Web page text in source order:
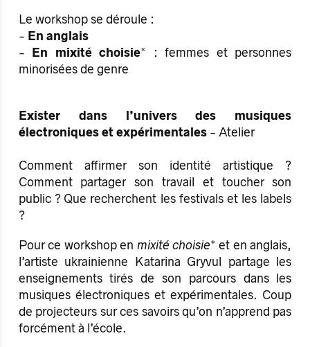
Le workshop se déroule :
- En anglais
- En mixité choisie* : femmes et personnes
minorisées de genre
Exister dans l’univers des musiques
électroniques et expérimentales- Atelier
Comment affirmer son identité artistique ?
Comment partager son travail et toucher son
public ? Que recherchent les festivals et les labels
?
Pour ce workshop en mixité choisie* et en anglais,
l’artiste ukrainienne Katarina Gryvul partage les
enseignements tirés de son parcours dans les
musiques électroniques et expérimentales. Coup
de projecteurs sur ces savoirs qu’on n’apprend pas
forcément à l’école.